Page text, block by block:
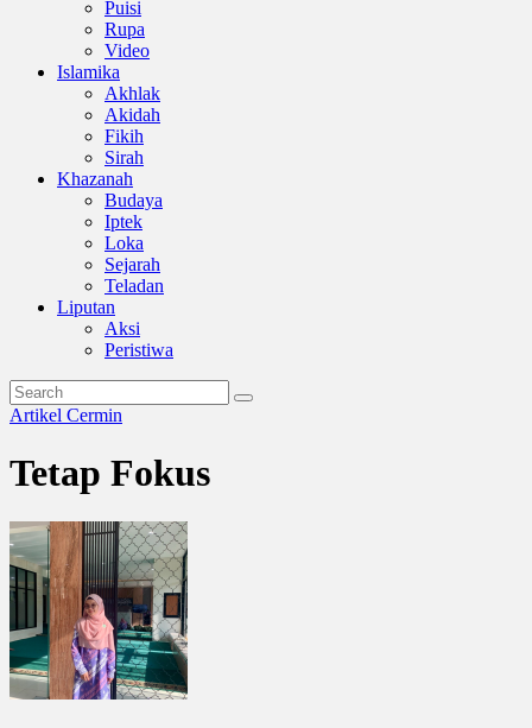
Puisi
Rupa
Video
Islamika
Akhlak
Akidah
Fikih
Sirah
Khazanah
Budaya
Iptek
Loka
Sejarah
Teladan
Liputan
Aksi
Peristiwa
Artikel Cermin
Tetap Fokus